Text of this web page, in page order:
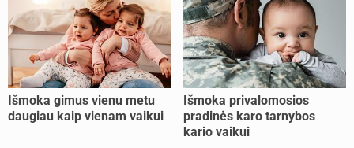
Išmoka gimus vienu metu
daugiau kaip vienam vaikui
Išmoka privalomosios
pradinės karo tarnybos
kario vaikui